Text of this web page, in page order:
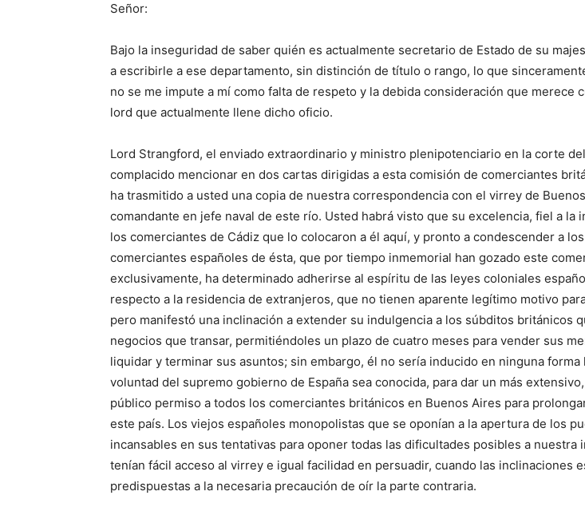
Señor:
Bajo la inseguridad de saber quién es actualmente secretario de Estado de su
a escribirle a ese departamento, sin distinción de título o rango, lo que
no se me impute a mí como falta de respeto y la debida consideración que merece
lord que actualmente llene dicho oficio.
Lord Strangford, el enviado extraordinario y ministro plenipotenciario en la corte
complacido mencionar en dos cartas dirigidas a esta comisión de comerciantes
ha trasmitido a usted una copia de nuestra correspondencia con el virrey de
comandante en jefe naval de este río. Usted habrá visto que su excelencia, fiel a la
los comerciantes de Cádiz que lo colocaron a él aquí, y pronto a condescender a
comerciantes españoles de ésta, que por tiempo inmemorial han gozado este
exclusivamente, ha determinado adherirse al espíritu de las leyes coloniales
respecto a la residencia de extranjeros, que no tienen aparente legítimo motivo
pero manifestó una inclinación a extender su indulgencia a los súbditos británicos
negocios que transar, permitiéndoles un plazo de cuatro meses para vender sus
liquidar y terminar sus asuntos; sin embargo, él no sería inducido en ninguna forma
voluntad del supremo gobierno de España sea conocida, para dar un más
público permiso a todos los comerciantes británicos en Buenos Aires para
este país. Los viejos españoles monopolistas que se oponían a la apertura de los
incansables en sus tentativas para oponer todas las dificultades posibles a nuestra
tenían fácil acceso al virrey e igual facilidad en persuadir, cuando las inclinaciones
predispuestas a la necesaria precaución de oír la parte contraria.